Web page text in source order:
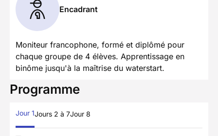
Encadrant
Moniteur francophone, formé et diplômé pour
chaque groupe de 4 élèves. Apprentissage en
binôme jusqu'à la maîtrise du waterstart.
Programme
Jour 1Jours 2 à 7Jour 8